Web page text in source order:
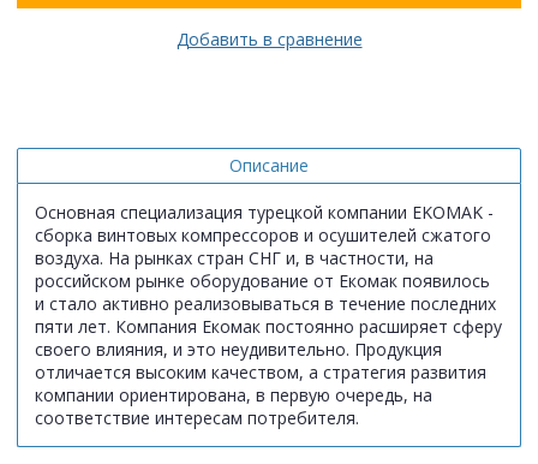
Добавить в сравнение
Описание
Основная специализация турецкой компании EKOMAK -
сборка винтовых компрессоров и осушителей сжатого
воздуха. На рынках стран СНГ и, в частности, на
российском рынке оборудование от Екомак появилось
и стало активно реализовываться в течение последних
пяти лет. Компания Екомак постоянно расширяет сферу
своего влияния, и это неудивительно. Продукция
отличается высоким качеством, а стратегия развития
компании ориентирована, в первую очередь, на
соответствие интересам потребителя.